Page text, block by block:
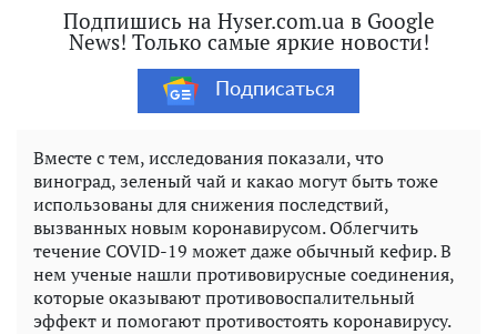
Подпишись на Hyser.com.ua в Google
News! Только самые яркие новости!
Подписаться
Вместе с тем, исследования показали, что
виноград, зеленый чай и какао могут быть тоже
использованы для снижения последствий,
вызванных новым коронавирусом. Облегчить
течение COVID-19 может даже обычный кефир. В
нем ученые нашли противовирусные соединения,
которые оказывают противовоспалительный
эффект и помогают противостоять коронавирусу.